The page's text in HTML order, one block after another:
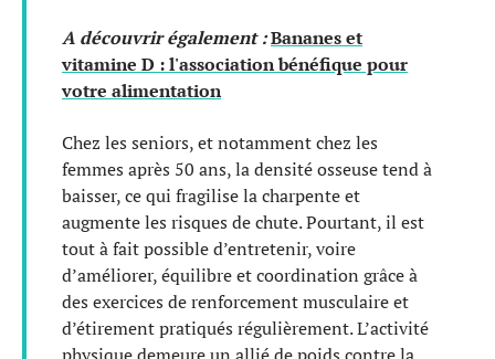
A découvrir également :Bananes et
vitamine D : l'association bénéfique pour
votre alimentation
Chez les seniors, et notamment chez les
femmes après 50 ans, la densité osseuse tend à
baisser, ce qui fragilise la charpente et
augmente les risques de chute. Pourtant, il est
tout à fait possible d’entretenir, voire
d’améliorer, équilibre et coordination grâce à
des exercices de renforcement musculaire et
d’étirement pratiqués régulièrement. L’activité
physique demeure un allié de poids contre la